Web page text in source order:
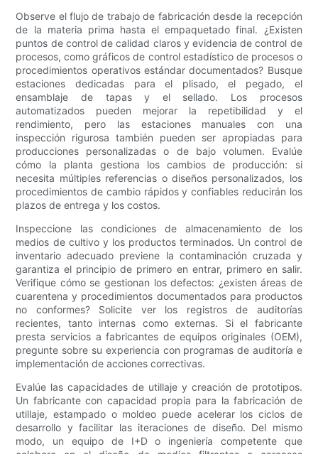
Observe el flujo de trabajo de fabricación desde la recepción
de la materia prima hasta el empaquetado final. ¿Existen
puntos de control de calidad claros y evidencia de control de
procesos, como gráficos de control estadístico de procesos o
procedimientos operativos estándar documentados? Busque
estaciones dedicadas para el plisado, el pegado, el
ensamblaje de tapas y el sellado. Los procesos
automatizados pueden mejorar la repetibilidad y el
rendimiento, pero las estaciones manuales con una
inspección rigurosa también pueden ser apropiadas para
producciones personalizadas o de bajo volumen. Evalúe
cómo la planta gestiona los cambios de producción: si
necesita múltiples referencias o diseños personalizados, los
procedimientos de cambio rápidos y confiables reducirán los
plazos de entrega y los costos.
Inspeccione las condiciones de almacenamiento de los
medios de cultivo y los productos terminados. Un control de
inventario adecuado previene la contaminación cruzada y
garantiza el principio de primero en entrar, primero en salir.
Verifique cómo se gestionan los defectos: ¿existen áreas de
cuarentena y procedimientos documentados para productos
no conformes? Solicite ver los registros de auditorías
recientes, tanto internas como externas. Si el fabricante
presta servicios a fabricantes de equipos originales (OEM),
pregunte sobre su experiencia con programas de auditoría e
implementación de acciones correctivas.
Evalúe las capacidades de utillaje y creación de prototipos.
Un fabricante con capacidad propia para la fabricación de
utillaje, estampado o moldeo puede acelerar los ciclos de
desarrollo y facilitar las iteraciones de diseño. Del mismo
modo, un equipo de I+D o ingeniería competente que